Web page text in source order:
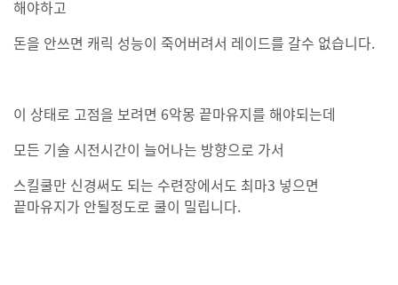
해야하고
돈을 안쓰면 캐릭 성능이 죽어버려서 레이드를 갈수 없습니다.
이 상태로 고점을 보려면 6악몽 끝마유지를 해야되는데
모든 기술 시전시간이 늘어나는 방향으로 가서
스킬쿨만 신경써도 되는 수련장에서도 최마3 넣으면
끝마유지가 안될정도로 쿨이 밀립니다.